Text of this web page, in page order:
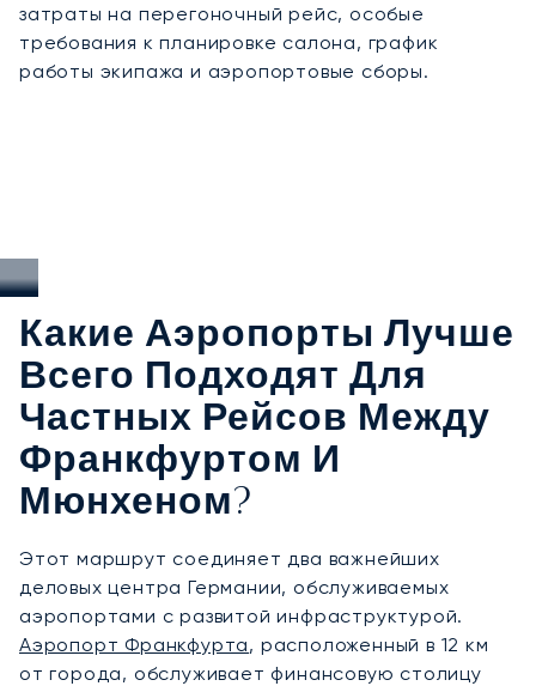
затраты на перегоночный рейс, особые
требования к планировке салона, график
работы экипажа и аэропортовые сборы.
Какие Аэропорты Лучше
Всего Подходят Для
Частных Рейсов Между
Франкфуртом И
Мюнхеном?
Этот маршрут соединяет два важнейших
деловых центра Германии, обслуживаемых
аэропортами с развитой инфраструктурой.
Аэропорт Франкфурта, расположенный в 12 км
от города, обслуживает финансовую столицу